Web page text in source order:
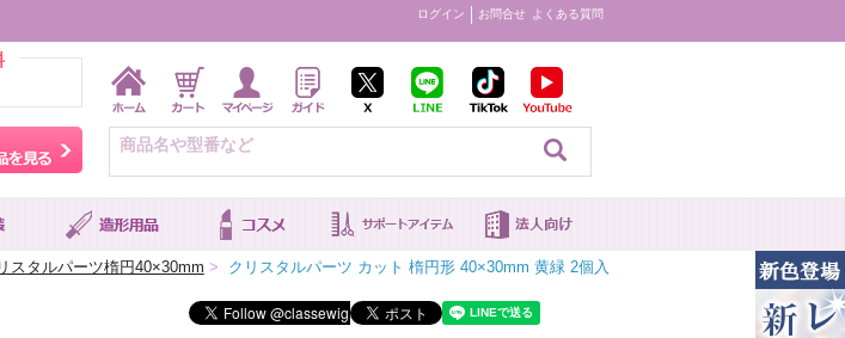
ログイン お問合せ よくある質問
ら探す キャラ別おすすめ商品を見る
スタルパーツ楕円40×30mm > クリスタルパーツ カット 楕円形 40×30mm 黄緑 2個入